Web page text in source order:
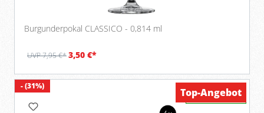
Burgunderpokal CLASSICO - 0,814 ml
UVP 7,95 €*3,50 €*
- (31%)
Verfügbar
Top-Angebot